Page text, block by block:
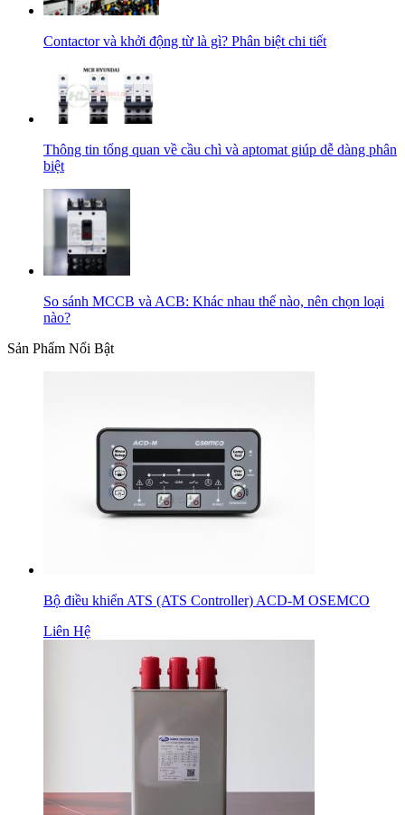
Contactor và khởi động từ là gì? Phân biệt chi tiết
Thông tin tổng quan về cầu chì và aptomat giúp dễ dàng phân
biệt
So sánh MCCB và ACB: Khác nhau thế nào, nên chọn loại
nào?
Sản Phẩm Nổi Bật
Bộ điều khiển ATS (ATS Controller) ACD-M OSEMCO
Liên Hệ